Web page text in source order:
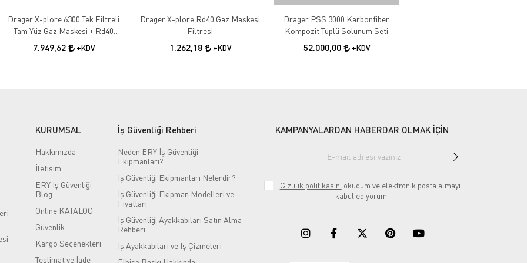
Drager X-plore 6300 Tek Filtreli
Tam Yüz Gaz Maskesi + Rd40
A2b2e2k1 Filtresi
7.949,62 +KDV
Drager X-plore Rd40 Gaz Maskesi
Filtresi
1.262,18 +KDV
Drager PSS 3000 Karbonfiber
Kompozit Tüplü Solunum Seti
52.000,00 +KDV
KURUMSAL
Hakkımızda
İletişim
ERY İş Güvenliği
Blog
Online KATALOG
Güvenlik
Kargo Seçenekleri
Teslimat ve İade
İş Güvenliği Rehberi
Neden ERY İş Güvenliği
Ekipmanları?
İş Güvenliği Ekipmanları Nelerdir?
İş Güvenliği Ekipman Modelleri ve
Fiyatları
İş Güvenliği Ayakkabıları Satın Alma
Rehberi
İş Ayakkabıları ve İş Çizmeleri
KAMPANYALARDAN HABERDAR OLMAK İÇİN
Gizlilik politikasını okudum ve elektronik posta almayı
kabul ediyorum.